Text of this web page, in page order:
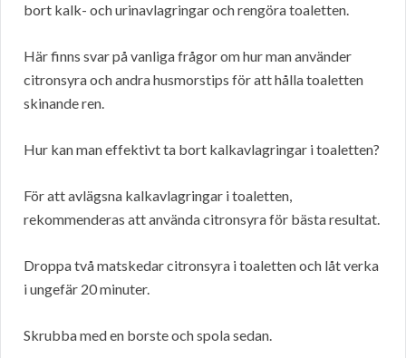
bort kalk- och urinavlagringar och rengöra toaletten.
Här finns svar på vanliga frågor om hur man använder
citronsyra och andra husmorstips för att hålla toaletten
skinande ren.
Hur kan man effektivt ta bort kalkavlagringar i toaletten?
För att avlägsna kalkavlagringar i toaletten,
rekommenderas att använda citronsyra för bästa resultat.
Droppa två matskedar citronsyra i toaletten och låt verka
i ungefär 20 minuter.
Skrubba med en borste och spola sedan.